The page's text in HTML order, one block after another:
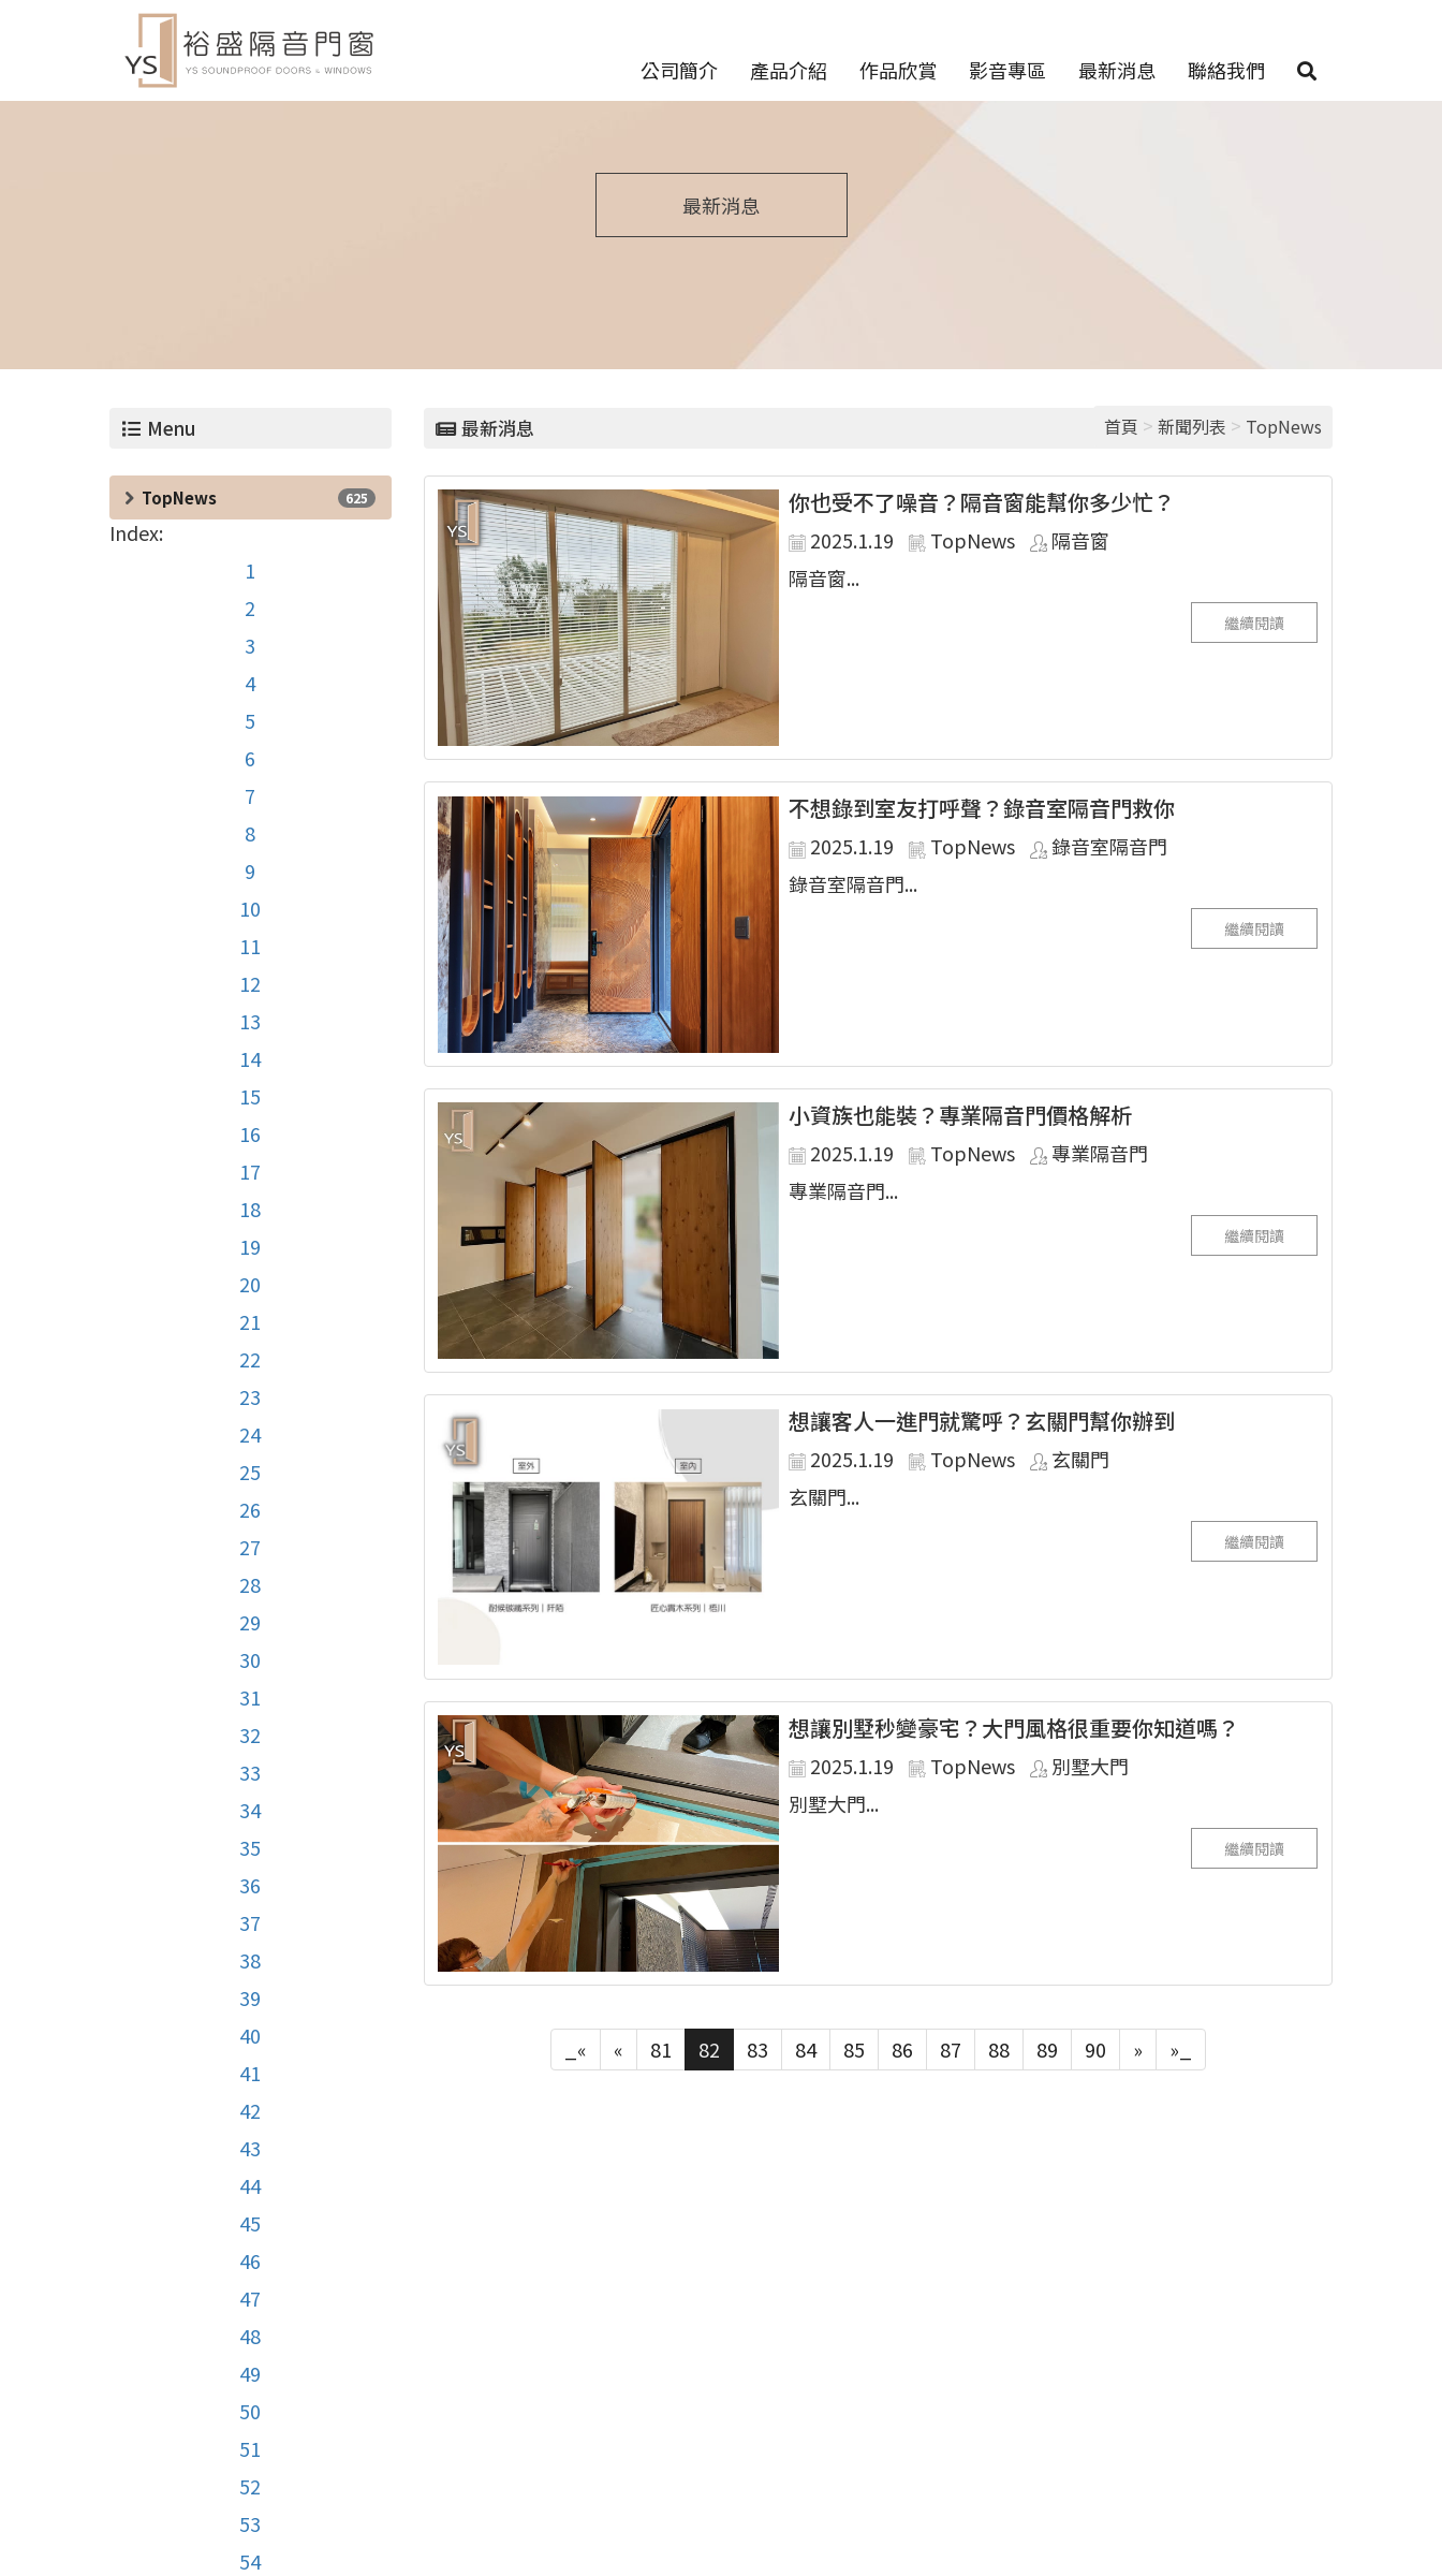
公司簡介 產品介紹 作品欣賞 影音專區 最新消息 聯絡我們
最新消息
Menu
TopNews 625
Index:
1
2
3
4
5
6
7
8
9
10
11
12
13
14
15
16
17
18
19
20
21
22
23
24
25
26
27
28
29
30
31
32
33
34
35
36
37
38
39
40
41
42
43
44
45
46
47
48
49
50
51
52
53
54
最新消息 首頁 > 新聞列表 > TopNews
你也受不了噪音？隔音窗能幫你多少忙？
2025.1.19 TopNews
隔音窗
隔音窗...
繼續閱讀
不想錄到室友打呼聲？錄音室隔音門救你
2025.1.19 TopNews
錄音室隔音門
錄音室隔音門...
繼續閱讀
小資族也能裝？專業隔音門價格解析
2025.1.19 TopNews
專業隔音門
專業隔音門...
繼續閱讀
想讓客人一進門就驚呼？玄關門幫你辦到
2025.1.19 TopNews
玄關門
玄關門...
繼續閱讀
想讓別墅秒變豪宅？大門風格很重要你知道嗎？
2025.1.19 TopNews
別墅大門
別墅大門...
繼續閱讀
_« « 81 82 83 84 85 86 87 88 89 90 » »_